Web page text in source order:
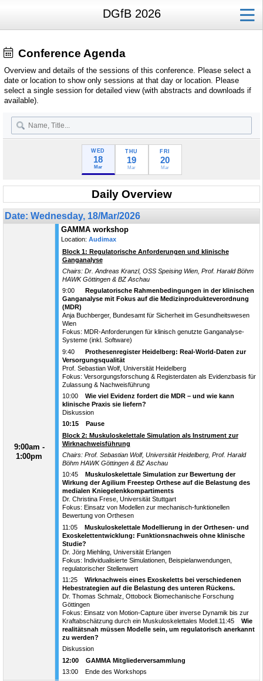
DGfB 2026
Conference Agenda
Overview and details of the sessions of this conference. Please select a
date or location to show only sessions at that day or location. Please
select a single session for detailed view (with abstracts and downloads if
available).
WED
18
Mar
THU
19
Mar
FRI
20
Mar
Daily Overview
Date: Wednesday, 18/Mar/2026
9:00am -
1:00pm
GAMMA workshop
Location: Audimax
Block 1: Regulatorische Anforderungen und klinische
Ganganalyse
Chairs: Dr. Andreas Kranzl, OSS Speising Wien, Prof. Harald Böhm
HAWK Göttingen & BZ Aschau
9:00Regulatorische Rahmenbedingungen in der klinischen
Ganganalyse mit Fokus auf die Medizinprodukteverordnung
(MDR)
Anja Buchberger, Bundesamt für Sicherheit im Gesundheitswesen
Wien
Fokus: MDR-Anforderungen für klinisch genutzte Ganganalyse-
Systeme (inkl. Software)
9:40Prothesenregister Heidelberg: Real-World-Daten zur
Versorgungsqualität
Prof. Sebastian Wolf, Universität Heidelberg
Fokus: Versorgungsforschung & Registerdaten als Evidenzbasis für
Zulassung & Nachweisführung
10:00 Wie viel Evidenz fordert die MDR – und wie kann
klinische Praxis sie liefern?
Diskussion
10:15 Pause
Block 2: Muskuloskelettale Simulation als Instrument zur
Wirknachweisführung
Chairs: Prof. Sebastian Wolf, Universität Heidelberg, Prof. Harald
Böhm HAWK Göttingen & BZ Aschau
10:45
Muskuloskelettale Simulation zur Bewertung der
Wirkung der Agilium Freestep Orthese auf die Belastung des
medialen Kniegelenkkompartiments
Dr. Christina Frese, Universität Stuttgart
Fokus: Einsatz von Modellen zur mechanisch-funktionellen
Bewertung von Orthesen
11:05 Muskuloskelettale Modellierung in der Orthesen- und
Exoskelettentwicklung: Funktionsnachweis ohne klinische
Studie?
Dr. Jörg Miehling, Universität Erlangen
Fokus: Individualisierte Simulationen, Beispielanwendungen,
regulatorischer Stellenwert
11:25 Wirknachweis eines Exoskeletts bei verschiedenen
Hebestrategien auf die Belastung des unteren Rückens.
Dr. Thomas Schmalz, Ottobock Biomechanische Forschung
Göttingen
Fokus: Einsatz von Motion-Capture über inverse Dynamik bis zur
Kraftabschätzung durch ein Muskuloskelettales Modell.11:45 Wie
realitätsnah müssen Modelle sein, um regulatorisch anerkannt
zu werden?
Diskussion
12:00 GAMMA Mitgliederversammlung
13:00 Ende des Workshops